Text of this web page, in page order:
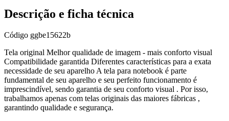
Descrição e ficha técnica
Código ggbe15622b
Tela original Melhor qualidade de imagem - mais conforto visual
Compatibilidade garantida Diferentes características para a exata
necessidade de seu aparelho A tela para notebook é parte
fundamental de seu aparelho e seu perfeito funcionamento é
imprescindível, sendo garantia de seu conforto visual . Por isso,
trabalhamos apenas com telas originais das maiores fábricas ,
garantindo qualidade e segurança.